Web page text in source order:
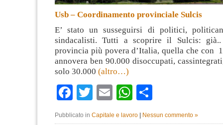
Usb – Coordinamento provinciale Sulcis
E’ stato un susseguirsi di politici,
sindacalisti. Tutti a scoprire il Sulcis:
provincia più povera d’Italia, quella che con
annovera ben 90.000 disoccupati,
solo 30.000 (altro…)
Facebook
TwitterEmailWhatsApp
Pubblicato in Capitale e lavoro Nessun commento »